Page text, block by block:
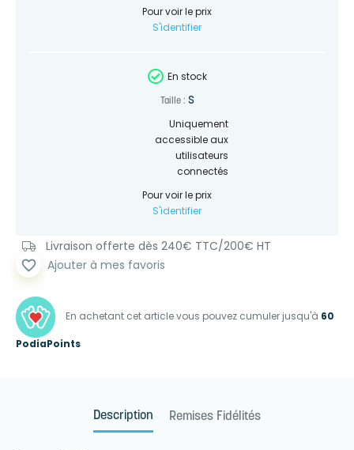
Pour voir le prix
S'identifier
En stock
Taille : S
Uniquement
accessible aux
utilisateurs
connectés
Pour voir le prix
S'identifier
Livraison offerte dès 240€ TTC/200€ HT
En achetant cet article vous pouvez cumuler jusqu'à 60
PodiaPoints
favorite_border Ajouter à mes favoris
Description Remises Fidélités